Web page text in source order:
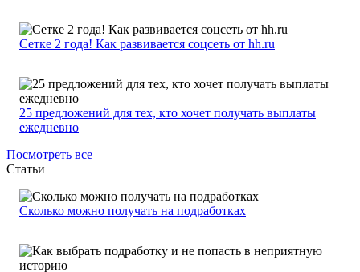
Сетке 2 года! Как развивается соцсеть от hh.ru
25 предложений для тех, кто хочет получать выплаты
ежедневно
Посмотреть все
Статьи
Сколько можно получать на подработках